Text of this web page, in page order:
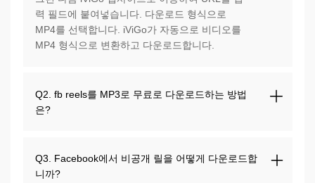
력 필드에 붙여넣습니다. 다운로드 형식으로
MP4를 선택합니다. iViGo가 자동으로 비디오를
MP4 형식으로 변환하고 다운로드합니다.
Q2. fb reels를 MP3로 무료로 다운로드하는 방법
은?
Q3. Facebook에서 비공개 릴을 어떻게 다운로드합
니까?